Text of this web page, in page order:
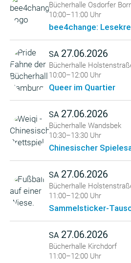
Bücherhalle Osdorfer
10:00–11:00 Uhr
bee4change:
SA 27.06.2026
Bücherhalle
10:00–12:00 Uhr
Queer im Quartier
SA 27.06.2026
Bücherhalle Wandsbek
10:30–13:30 Uhr
Chinesischer
SA 27.06.2026
Bücherhalle
11:00–12:00 Uhr
Sammelsticker-
SA 27.06.2026
Bücherhalle Kirchdorf
11:00–12:00 Uhr